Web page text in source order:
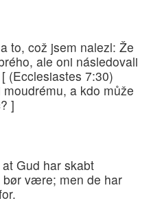
to, což jsem nalezl: Že
ale oni následovali
(Ecclesiastes 7:30)
a kdo může
]
Gud har skabt
bør være; men de har